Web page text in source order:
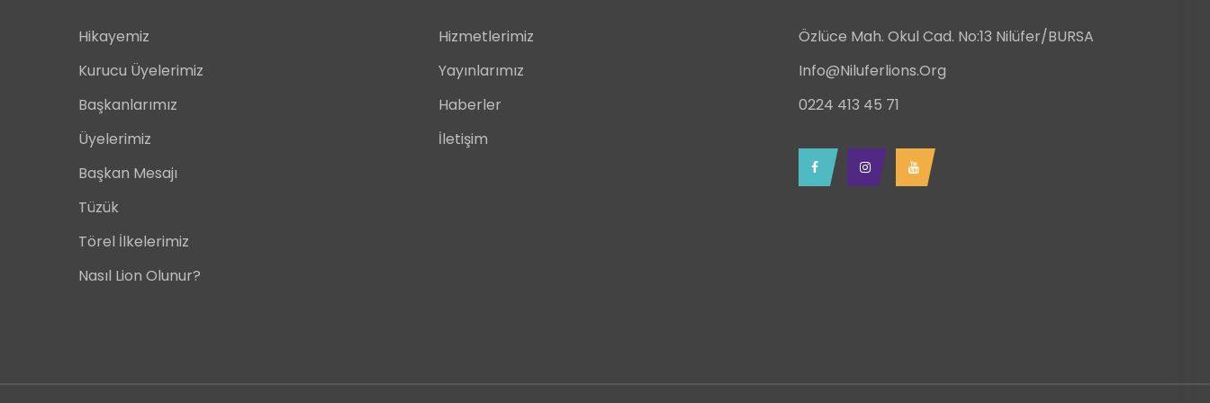
Hikayemiz
Kurucu Üyelerimiz
Başkanlarımız
Üyelerimiz
Başkan Mesajı
Tüzük
Törel İlkelerimiz
Nasıl Lion Olunur?
Hizmetlerimiz
Yayınlarımız
Haberler
İletişim
Özlüce Mah. Okul Cad. No:13 Nilüfer/BURSA
Info@niluferlions.org
0224 413 45 71